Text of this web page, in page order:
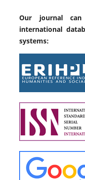
Our journal
international
systems: